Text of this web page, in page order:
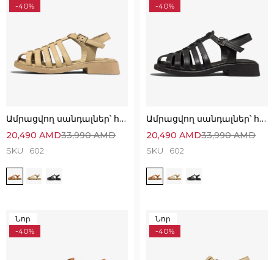
-40%
Ամրացվող սանդալներ՝ հիանալի ընտրություն
33,990AMD
20,490 AMD
SKU 602
-40%
Ամրացվող սանդալներ՝ հիանալի ընտրություն
33,990AMD
20,490 AMD
SKU 602
Նոր
-40%
Նոր
-40%